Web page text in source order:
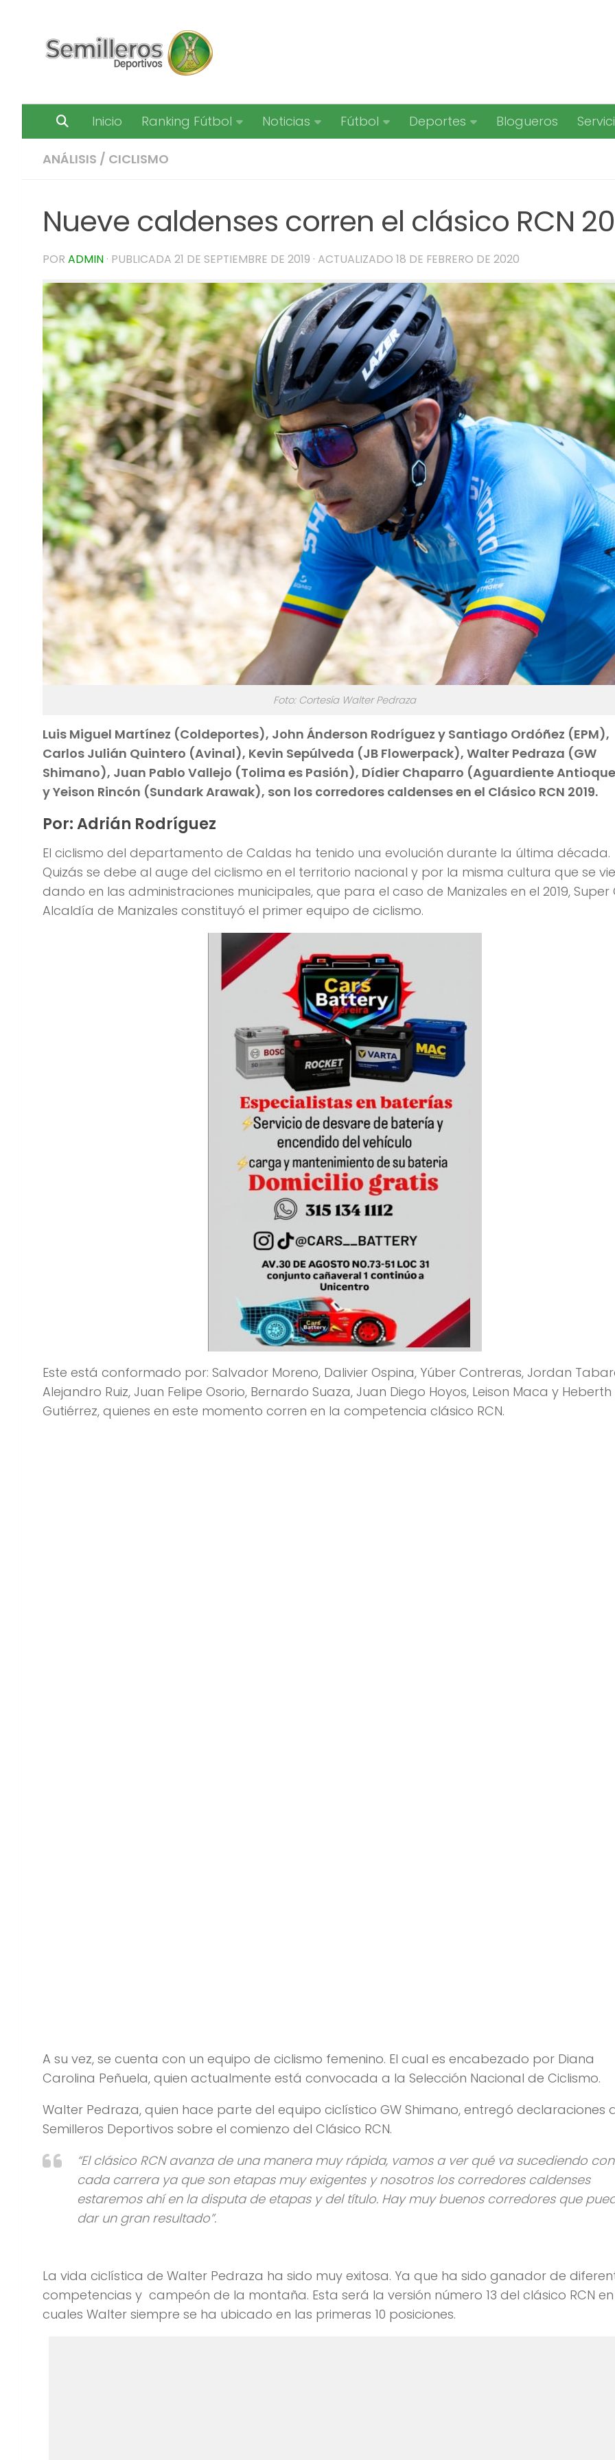
Inicio Ranking Fútbol Noticias Fútbol Deportes Blogueros
ANÁLISIS / CICLISMO
Nueve caldenses corren el clásico RCN
POR ADMIN · PUBLICADA 21 DE SEPTIEMBRE DE 2019 · ACTUALIZADO 18 DE FEBRERO DE 2020
Foto: Cortesía Walter Pedraza
Luis Miguel Martínez (Coldeportes), John Ánderson Rodríguez y Santiago Ordóñez (EPM),
Carlos Julián Quintero (Avinal), Kevin Sepúlveda (JB Flowerpack), Walter Pedraza (GW
Shimano), Juan Pablo Vallejo (Tolima es Pasión), Dídier Chaparro (Aguardiente
y Yeison Rincón (Sundark Arawak), son los corredores caldenses en el Clásico RCN 2019.
Por: Adrián Rodríguez
El ciclismo del departamento de Caldas ha tenido una evolución durante la última década.
Quizás se debe al auge del ciclismo en el territorio nacional y por la misma cultura que se
dando en las administraciones municipales, que para el caso de Manizales en el 2019, Super
Alcaldía de Manizales constituyó el primer equipo de ciclismo.
Este está conformado por: Salvador Moreno, Dalivier Ospina, Yúber Contreras, Jordan
Alejandro Ruiz, Juan Felipe Osorio, Bernardo Suaza, Juan Diego Hoyos, Leison Maca y Heberth
Gutiérrez, quienes en este momento corren en la competencia clásico RCN.
La vida ciclística de Walter Pedraza ha sido muy exitosa. Ya que ha sido ganador de
competencias y campeón de la montaña. Esta será la versión número 13 del clásico RCN
cuales Walter siempre se ha ubicado en las primeras 10 posiciones.